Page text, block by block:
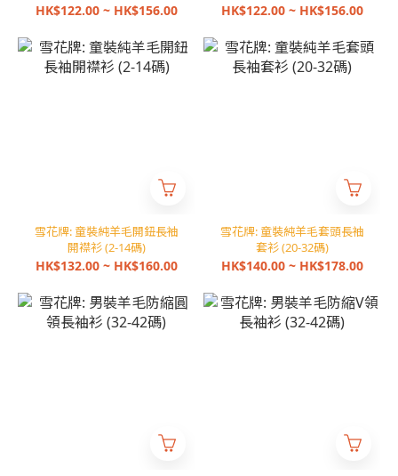
HK$122.00 ~ HK$156.00 HK$122.00 ~ HK$156.00
雪花牌: 童裝純羊毛開鈕長袖
開襟衫 (2-14碼)
HK$132.00 ~ HK$160.00
雪花牌: 童裝純羊毛套頭長袖
套衫 (20-32碼)
HK$140.00 ~ HK$178.00